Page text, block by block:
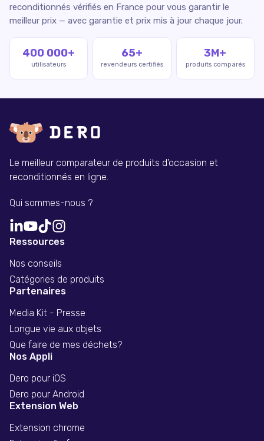
reconditionnés vérifiés en France pour vous garantir le
meilleur prix — avec garantie et prix mis à jour chaque jour.
400 000+
utilisateurs
65+
revendeurs certifiés
3M+
produits comparés
Le meilleur comparateur de produits d'occasion et
reconditionnés en ligne.
Qui sommes-nous ?
Ressources
Nos conseils
Catégories de produits
Partenaires
Media Kit - Presse
Longue vie aux objets
Que faire de mes déchets?
Nos Appli
Dero pour iOS
Dero pour Android
Extension Web
Extension chrome